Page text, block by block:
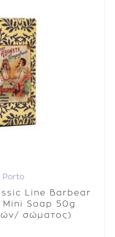
Porto
Line Barbear
Soap 50g
σώματος)